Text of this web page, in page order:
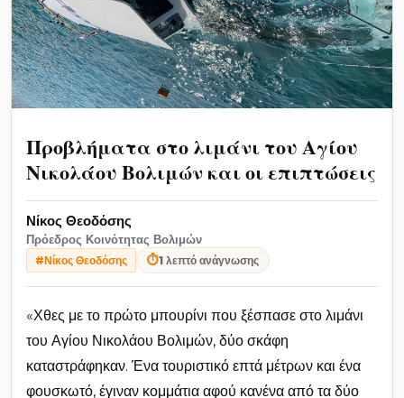
Προβλήματα στο λιμάνι του Αγίου
Νικολάου Βολιμών και οι επιπτώσεις
Νίκος Θεοδόσης
Πρόεδρος Κοινότητας Βολιμών
#Νίκος Θεοδόσης ⏱1 λεπτό ανάγνωσης
«Χθες με το πρώτο μπουρίνι που ξέσπασε στο λιμάνι
του Αγίου Νικολάου Βολιμών, δύο σκάφη
καταστράφηκαν. Ένα τουριστικό επτά μέτρων και ένα
φουσκωτό, έγιναν κομμάτια αφού κανένα από τα δύο